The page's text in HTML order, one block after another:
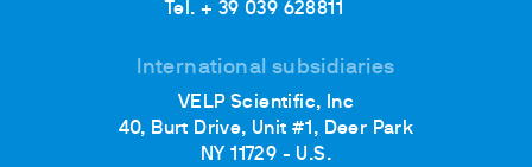
Tel. + 39 039 628811
International subsidiaries
VELP Scientific, Inc
40, Burt Drive, Unit #1, Deer Park
NY 11729 - U.S.